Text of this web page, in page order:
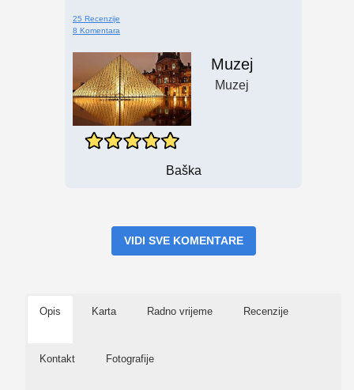
25 Recenzije
8 Komentara
Muzej
Muzej
Baška
VIDI SVE KOMENTARE
Opis Karta Radno vrijeme Recenzije
Kontakt Fotografije